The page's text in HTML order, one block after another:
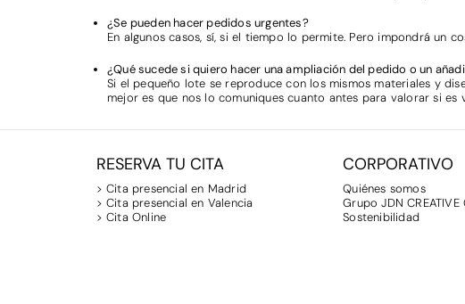
¿Se pueden hacer pedidos urgentes?
En algunos casos, sí, si el tiempo lo permite. Pero impondrá un
¿Qué sucede si quiero hacer una ampliación del pedido o un
Si el pequeño lote se reproduce con los mismos materiales y
mejor es que nos lo comuniques cuanto antes para valorar si es
RESERVA TU CITA
> Cita presencial en Madrid
> Cita presencial en Valencia
> Cita Online
CORPORATIVO
Quiénes somos
Grupo JDN CREATIVE
Sostenibilidad